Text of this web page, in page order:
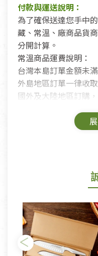
付款與運送說明：
為了確保送達您手中
藏、常溫、廠商品貨
分開計算。
常溫商品運費說明：
台灣本島訂單金額未
外島地區訂單一律收
國外及大陸地區訂購
鑑賞期商品說明：
若您購買的商品有下
形者，除商品瑕疵以
依消保法之規定提供
日)的服務，原則上
瑕疵)，一般皆可申請